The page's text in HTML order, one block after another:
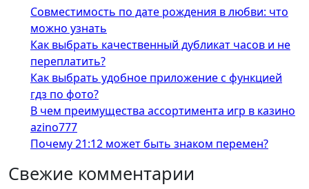
Совместимость по дате рождения в любви: что
можно узнать
Как выбрать качественный дубликат часов и не
переплатить?
Как выбрать удобное приложение с функцией
гдз по фото?
В чем преимущества ассортимента игр в казино
azino777
Почему 21:12 может быть знаком перемен?
Свежие комментарии